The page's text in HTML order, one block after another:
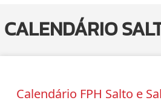
CALENDÁRIO
Calendário FPH Salto e